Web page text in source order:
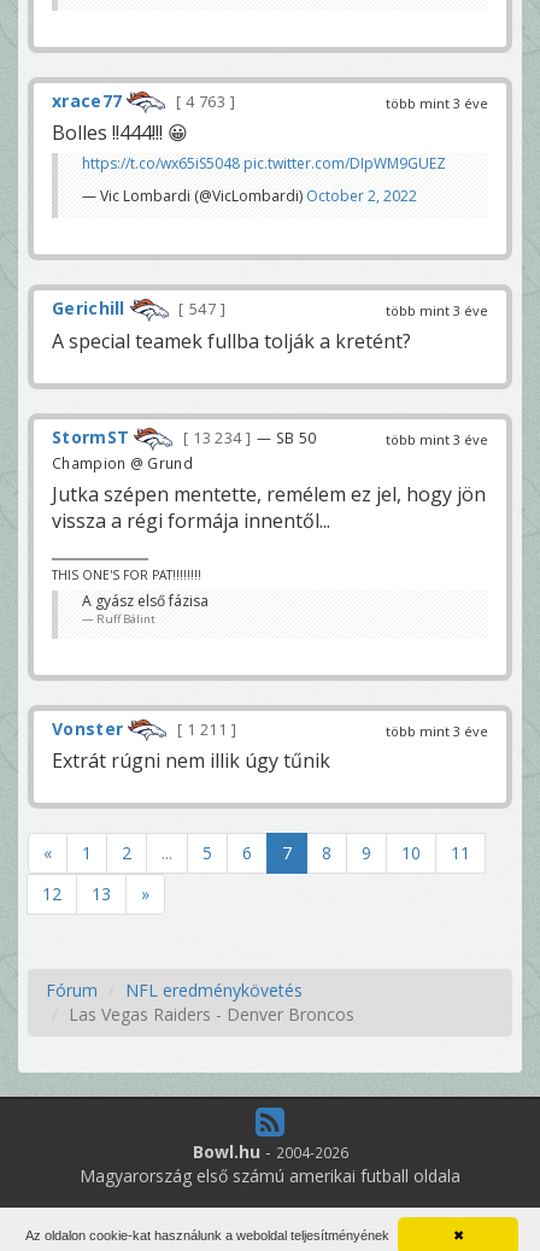
több mint 3 éve
xrace77 4 763
Bolles !!444!!! 😀
https://t.co/wx65iS5048pic.twitter.com/DIpWM9GUEZ
— Vic Lombardi (@VicLombardi) October 2, 2022
több mint 3 éve
Gerichill 547
A special teamek fullba tolják a kretént?
több mint 3 éve
StormST 13 234
— SB 50
Champion @ Grund
Jutka szépen mentette, remélem ez jel, hogy jön
vissza a régi formája innentől...
THIS ONE'S FOR PAT!!!!!!!!
A gyász első fázisa
Ruff Bálint
több mint 3 éve
Vonster 1 211
Extrát rúgni nem illik úgy tűnik
« 1 2 ... 5 6 7 8 9 10
11
12
13 »
Fórum
NFL eredménykövetés
Las Vegas Raiders - Denver Broncos
Bowl.hu - 2004-2026
Magyarország első számú amerikai futball oldala
7
online felhasználó
✖
Az oldalon cookie-kat használunk a weboldal teljesítményének